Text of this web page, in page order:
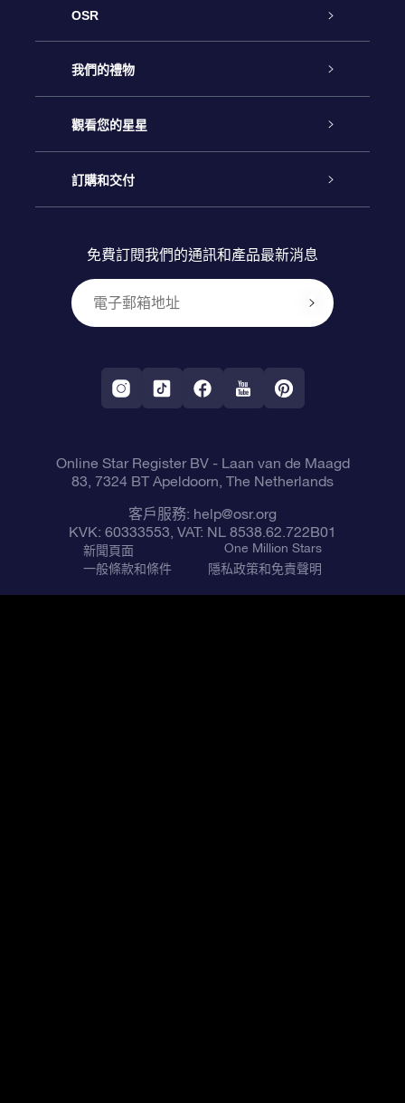
OSR
客戶服務
聯繫我們
博客
評論
我們的禮物
Online Star禮物
OSR禮物包
OSR 禮物卡
觀看您的星星
星星注册
個性化的Star Page
OSR Starsaver
訂購和交付
付款資訊
退貨政策
免費訂閱我們的通訊和產品最新消息
Online Star Register BV- Laan van de Maagd
83, 7324 BT Apeldoorn, The Netherlands
客戶服務: help@osr.org
KVK: 60333553, VAT: NL 8538.62.722B01
新聞頁面
One Million Stars
一般條款和條件
隱私政策和免責聲明